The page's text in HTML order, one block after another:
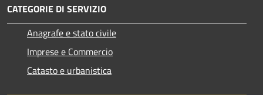
CATEGORIE DI SERVIZIO
Anagrafe e stato civile
Imprese e Commercio
Catasto e urbanistica